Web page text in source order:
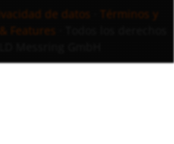
de datos
Términos y
Features